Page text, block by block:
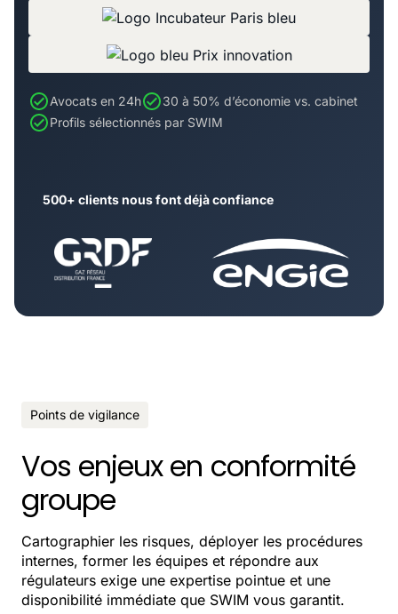
Avocats en 24h
30 à 50% d’économie vs. cabinet
Profils sélectionnés par SWIM
500+ clients nous font déjà confiance
Points de vigilance
Vos enjeux en conformité
groupe
Cartographier les risques, déployer les procédures
internes, former les équipes et répondre aux
régulateurs exige une expertise pointue et une
disponibilité immédiate que SWIM vous garantit.